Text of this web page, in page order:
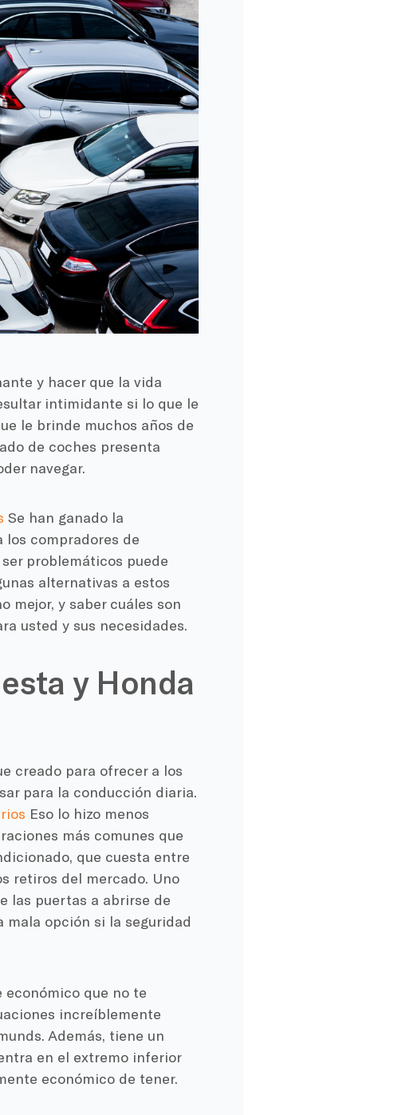
y hacer que la vida
intimidante si lo que le
le brinde muchos años de
de coches presenta
navegar.
Se han ganado la
compradores de
problemáticos puede
alternativas a estos
mejor, y saber cuáles son
usted y sus necesidades.
y Honda
creado para ofrecer a los
para la conducción diaria.
Eso lo hizo menos
más comunes que
que cuesta entre
retiros del mercado. Uno
las puertas a abrirse de
opción si la seguridad
económico que no te
increíblemente
Además, tiene un
en el extremo inferior
económico de tener.